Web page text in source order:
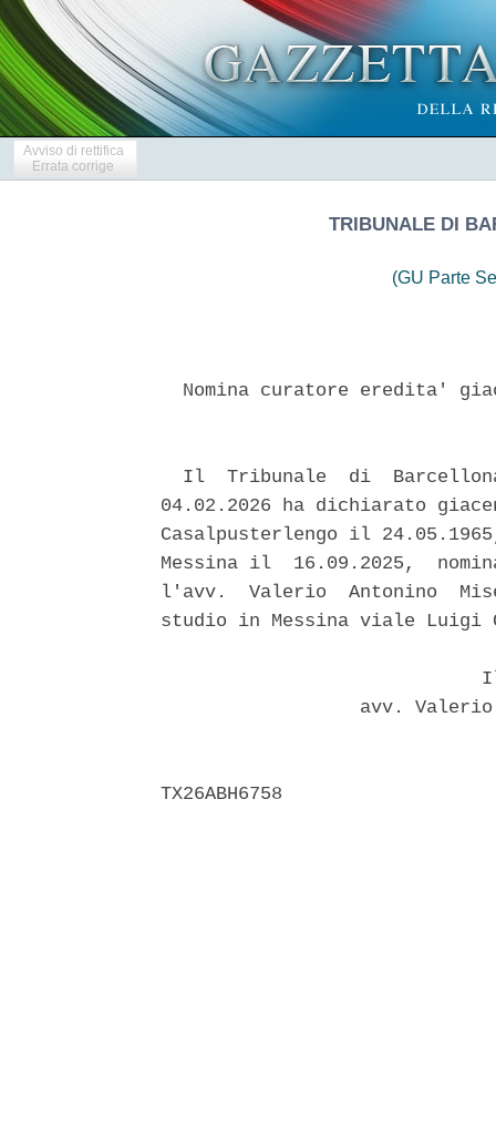
Avviso di rettifica
Errata corrige
TRIBUNALE DI
(GU Parte
Nomina curatore eredita'
Il  Tribunale  di
04.02.2026 ha dichiarato
Casalpusterlengo il
Messina il  16.09.2025,
l'avv.  Valerio  Antonino
studio in Messina viale Luigi
avv.